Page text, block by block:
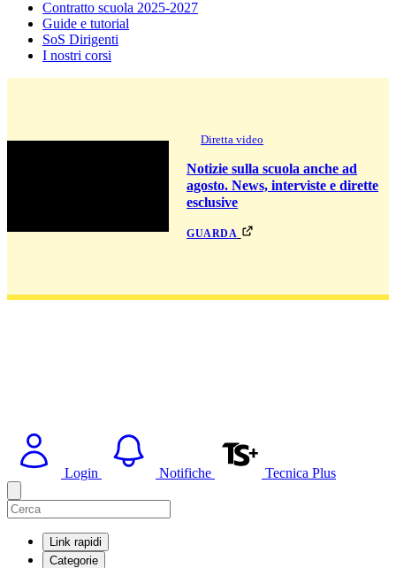
Contratto scuola 2025-2027
Guide e tutorial
SoS Dirigenti
I nostri corsi
Diretta video
Notizie sulla scuola anche ad
agosto. News, interviste e dirette
esclusive
guarda
Login Notifiche Tecnica Plus
Link rapidi
Categorie